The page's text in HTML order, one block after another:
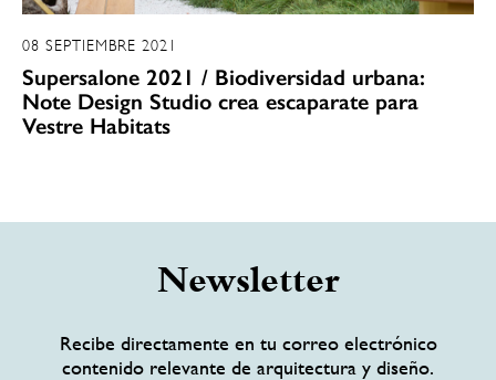
08 SEPTIEMBRE 2021
Supersalone 2021 / Biodiversidad urbana:
Note Design Studio crea escaparate para
Vestre Habitats
Newsletter
Recibe directamente en tu correo electrónico
contenido relevante de arquitectura y diseño.